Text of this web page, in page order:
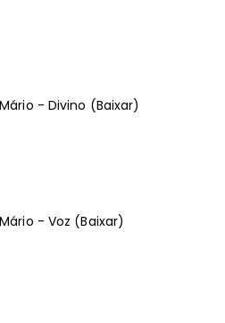
- Divino (Baixar)
- Voz (Baixar)